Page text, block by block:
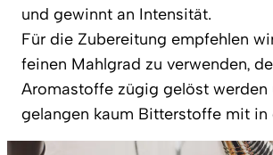
und gewinnt an Intensität.
Für die Zubereitung empfehlen
feinen Mahlgrad zu verwenden,
Aromastoffe zügig gelöst werden
gelangen kaum Bitterstoffe mit in